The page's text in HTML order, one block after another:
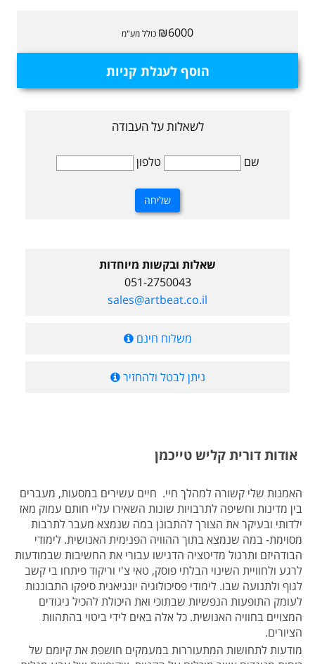
₪6000 כולל מע"מ
הוסף לעגלת קניות
לשאלות על העבודה
שם טלפון
שאלות ובקשות מיוחדות
051-2750043
sales@artbeat.co.il
משלוח חינם
ניתן לבטל ולהחזיר
אודות דורית קליש טייכמן
האמנות שלי קשורה למהלך חיי. חיים עשירים במסעות, מעברים
בין מדינות וחשיפה לתרבויות שונות השאירו עליי חותם עמוק מאז
ילדותי ובעיקר את הצורך להתבונן במה שנמצא מעבר לתרבות
מסוימת- במה שנמצא בתוך ההוויה הפנימית האנושית. לימודי
הבודהיזם ותרגול מדיטציה הדגישו עבורי את החשיבות שבמודעות
לרגע ולחוויית השינוי הבלתי פוסק, טאי צ'י וריקוד פיתחו בי קשב
לגוף ולתנועה שבו. לימודי פסיכולוגיה יונגיאנית סיפקו התבוננות
לעומק התופעות הנפשיות שבתוכי ואת היכולת להכיל ניגודים
המצויים בחוויה האנושית. כל אלה באים לידי ביטוי בהתהוות
הציורים.
מודעות לתחושות המתעוררות במעמקים חושפת את קיומם של